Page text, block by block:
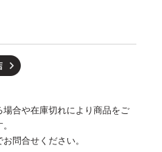
合や在庫切れにより商品をご
問合せください。